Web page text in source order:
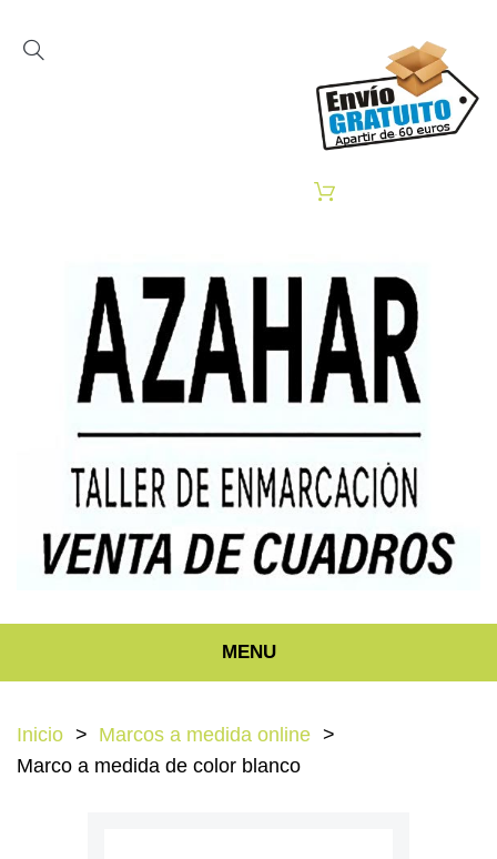
MENU
Inicio
Marcos a medida online
Marco a medida de color blanco